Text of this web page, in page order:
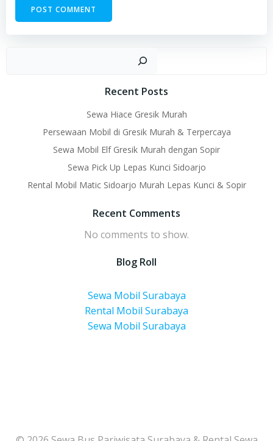
Recent Posts
Sewa Hiace Gresik Murah
Persewaan Mobil di Gresik Murah & Terpercaya
Sewa Mobil Elf Gresik Murah dengan Sopir
Sewa Pick Up Lepas Kunci Sidoarjo
Rental Mobil Matic Sidoarjo Murah Lepas Kunci & Sopir
Recent Comments
No comments to show.
Blog Roll
Sewa Mobil Surabaya
Rental Mobil Surabaya
Sewa Mobil Surabaya